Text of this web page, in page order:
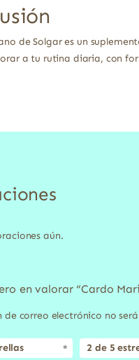
de Solgar es un
a tu rutina diaria, con
aún.
en valorar “Cardo
de correo electrónico no
2 de 5